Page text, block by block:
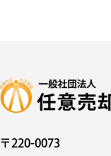
〒220-0073